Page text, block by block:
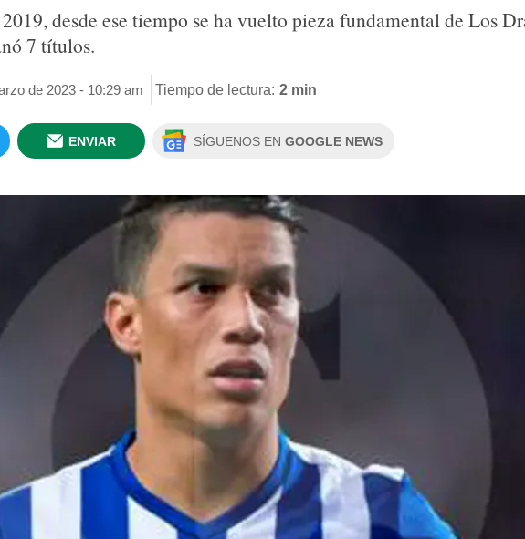
desde ese tiempo se ha vuelto pieza fundamental de Los
7 títulos.
de 2023 - 10:29 am Tiempo de lectura: 2 min
ENVIAR SÍGUENOS EN GOOGLE NEWS